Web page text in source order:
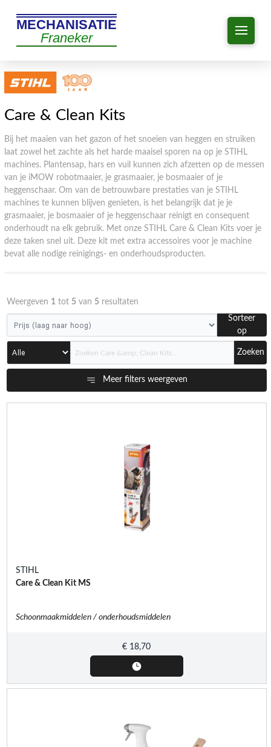
MECHANISATIE
Franeker
Care & Clean Kits
Bij het maaien van het gazon of het snoeien van heggen en struiken
laat zowel het zachte als het harde maaisel sporen na op je STIHL
machines. Plantensap, hars en vuil kunnen zich afzetten op de messen
van je iMOW robotmaaier, je grasmaaier, je bosmaaier of je
heggenschaar. Om van de betrouwbare prestaties van je STIHL
machines te kunnen blijven genieten, is het belangrijk dat je je
grasmaaier, je bosmaaier of je heggenschaar reinigt en consequent
onderhoudt na elk gebruik. Met onze STIHL Care & Clean Kits voer je
deze taken snel uit. Deze kit met extra accessoires voor je machine
bevat alle nodige reinigings- en onderhoudsproducten.
Weergeven 1tot 5van 5resultaten
Sorteer
op
Zoeken
Meer filters weergeven
STIHL
Care & Clean Kit MS
Schoonmaakmiddelen / onderhoudsmiddelen
€ 18,70